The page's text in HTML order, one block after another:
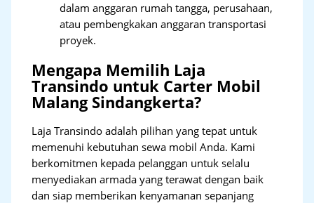
dalam anggaran rumah tangga, perusahaan,
atau pembengkakan anggaran transportasi
proyek.
Mengapa Memilih Laja
Transindo untuk Carter Mobil
Malang Sindangkerta?
Laja Transindo adalah pilihan yang tepat untuk
memenuhi kebutuhan sewa mobil Anda. Kami
berkomitmen kepada pelanggan untuk selalu
menyediakan armada yang terawat dengan baik
dan siap memberikan kenyamanan sepanjang